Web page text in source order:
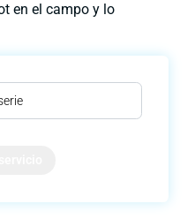
en el campo y lo